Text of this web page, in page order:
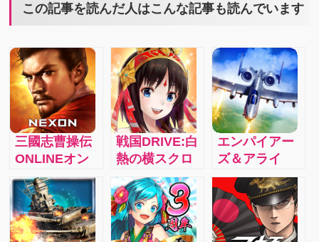
この記事を読んだ人はこんな記事も読んでいます
三國志曹操伝
ONLINEオン
ライン歴史戦
略シミュレー
ション：三国
志は、色褪せ
戦国DRIVE:白
熱の横スクロ
ールバトルで
蘇る戦国浪
漫！最強デッ
キで歴史を変
エンパイアー
ズ＆アライ
ズ：指先ひと
つで現代兵器
を運用し、終
わりのない戦